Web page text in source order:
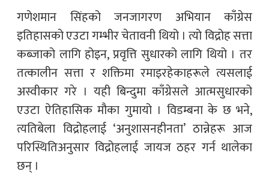
गणेशमान सिंहको जनजागरण अभियान काँग्रेस
इतिहासको एउटा गम्भीर चेतावनी थियो । त्यो विद्रोह सत्ता
कब्जाको लागि होइन, प्रवृत्ति सुधारको लागि थियो । तर
तत्कालीन सत्ता र शक्तिमा रमाइरहेकाहरूले त्यसलाई
अस्वीकार गरे । यही बिन्दुमा काँग्रेसले आत्मसुधारको
एउटा ऐतिहासिक मौका गुमायो । विडम्बना के छ भने,
त्यतिबेला विद्रोहलाई ‘अनुशासनहीनता’ ठान्नेहरू आज
परिस्थितिअनुसार विद्रोहलाई जायज ठहर गर्न थालेका
छन् ।